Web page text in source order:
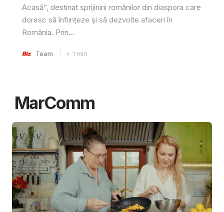
Acasă”, destinat sprijinirii românilor din diaspora care
doresc să înființeze și să dezvolte afaceri în
România. Prin...
Team < 1 min
MarComm